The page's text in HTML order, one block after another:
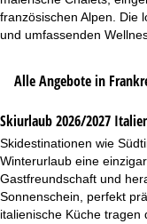
französischen Alpen. Die
und umfassenden
Alle Angebote in
Skiurlaub 2026/2027
Skidestinationen wie
Winterurlaub eine
Gastfreundschaft und
Sonnenschein, perfekt
italienische Küche tragen